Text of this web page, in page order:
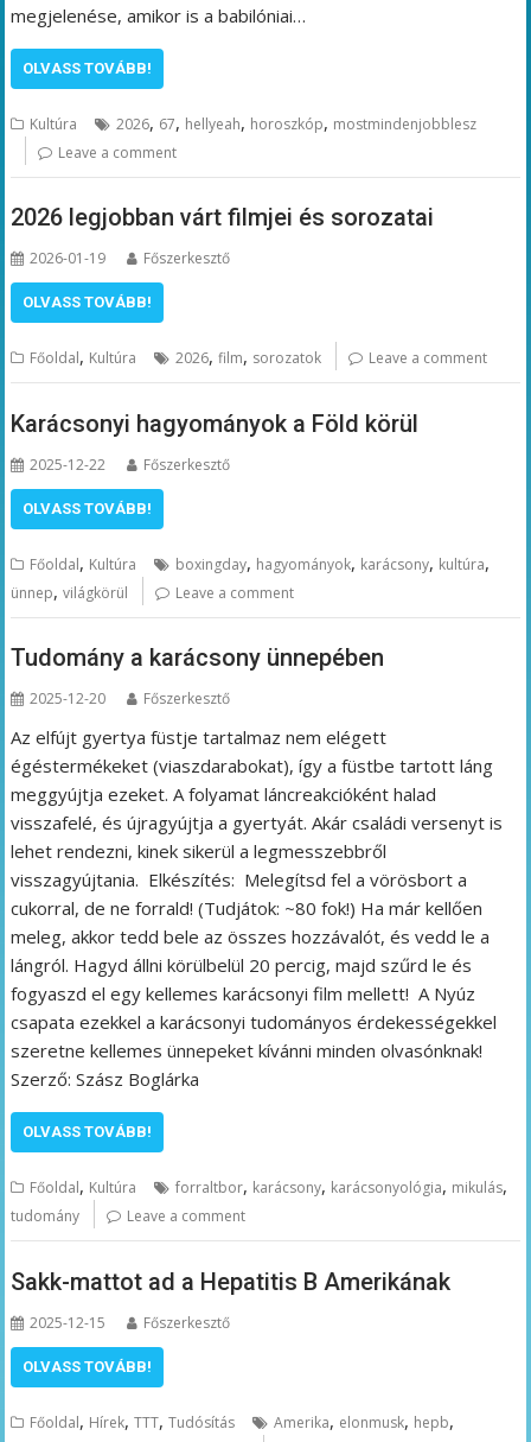
megjelenése, amikor is a babilóniai…
OLVASS TOVÁBB!
Kultúra 2026, 67, hellyeah, horoszkóp, mostmindenjobblesz
Leave a comment
2026 legjobban várt filmjei és sorozatai
2026-01-19 Főszerkesztő
OLVASS TOVÁBB!
Főoldal, Kultúra 2026,film, sorozatok Leave a comment
Karácsonyi hagyományok a Föld körül
2025-12-22 Főszerkesztő
OLVASS TOVÁBB!
Főoldal, Kultúra boxingday, hagyományok, karácsony, kultúra,
ünnep,világkörül Leave a comment
Tudomány a karácsony ünnepében
2025-12-20 Főszerkesztő
Az elfújt gyertya füstje tartalmaz nem elégett
égéstermékeket (viaszdarabokat), így a füstbe tartott láng
meggyújtja ezeket. A folyamat láncreakcióként halad
visszafelé, és újragyújtja a gyertyát. Akár családi versenyt is
lehet rendezni, kinek sikerül a legmesszebbről
visszagyújtania. Elkészítés: Melegítsd fel a vörösbort a
cukorral, de ne forrald! (Tudjátok: ~80 fok!) Ha már kellően
meleg, akkor tedd bele az összes hozzávalót, és vedd le a
lángról. Hagyd állni körülbelül 20 percig, majd szűrd le és
fogyaszd el egy kellemes karácsonyi film mellett! A Nyúz
csapata ezekkel a karácsonyi tudományos érdekességekkel
szeretne kellemes ünnepeket kívánni minden olvasónknak!
Szerző: Szász Boglárka
OLVASS TOVÁBB!
Főoldal, Kultúra forraltbor, karácsony, karácsonyológia, mikulás,
tudomány Leave a comment
Sakk-mattot ad a Hepatitis B Amerikának
2025-12-15 Főszerkesztő
OLVASS TOVÁBB!
Főoldal, Hírek,TTT,Tudósítás Amerika, elonmusk, hepb,